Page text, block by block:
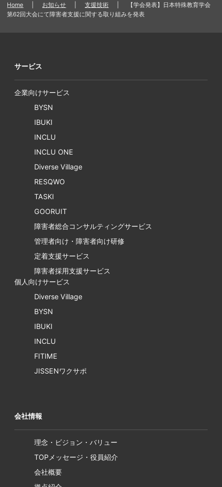
Home お知らせ 支援技術
【学会発表】日本特殊教育学会
第62回大会にて障害者支援に関する取り組みを発表
サービス
企業向けサービス
BYSN
IBUKI
INCLU
INCLU ONE
Diverse Village
RESQWO
TASKI
GOORUIT
障害者総合コンサルティングサービス
管理者向け・障害者向け研修
定着支援サービス
障害者採用支援サービス
個人向けサービス
Diverse Village
BYSN
IBUKI
INCLU
FITIME
JISSENワクサポ
会社情報
理念・ビジョン・バリュー
TOPメッセージ・役員紹介
会社概要